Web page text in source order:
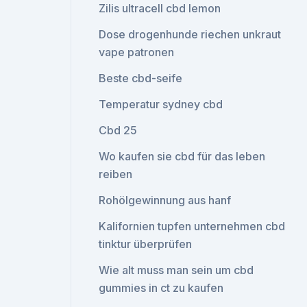
Zilis ultracell cbd lemon
Dose drogenhunde riechen unkraut
vape patronen
Beste cbd-seife
Temperatur sydney cbd
Cbd 25
Wo kaufen sie cbd für das leben
reiben
Rohölgewinnung aus hanf
Kalifornien tupfen unternehmen cbd
tinktur überprüfen
Wie alt muss man sein um cbd
gummies in ct zu kaufen